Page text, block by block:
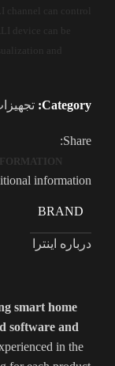
channel can control
device can be
and
Category:
Share:
information
BRAND
درباره اینترا
smart home
software and
in the